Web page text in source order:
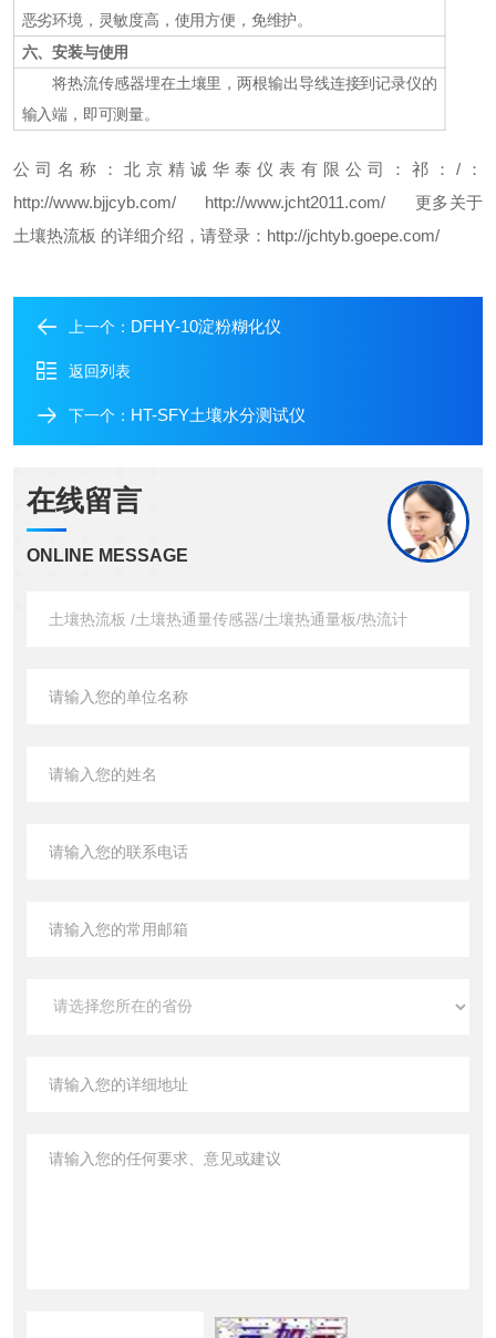
恶劣环境，灵敏度高，使用方便，免维护。
六、安装与使用
将热流传感器埋在土壤里，两根输出导线连接到记录仪的
输入端，即可测量。
公司名称：北京精诚华泰仪表有限公司 ：祁 ：/ ：
http://www.bjjcyb.com/ http://www.jcht2011.com/
更多关于
土壤热流板 的详细介绍，请登录：http://jchtyb.goepe.com/
上一个： DFHY-10淀粉糊化仪
返回列表
下一个： HT-SFY土壤水分测试仪
在线留言
ONLINE MESSAGE